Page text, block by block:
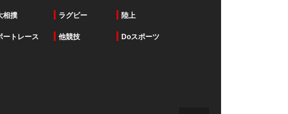
相撲 ラグビー 陸上
ートレース 他競技 Doスポーツ